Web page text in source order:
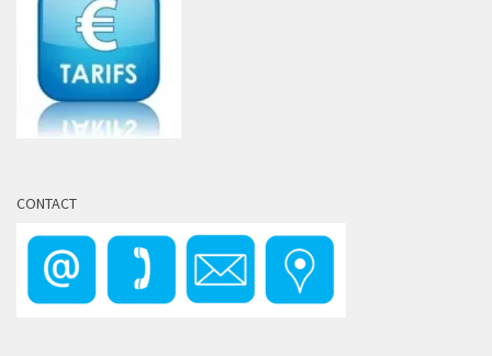
CONTACT